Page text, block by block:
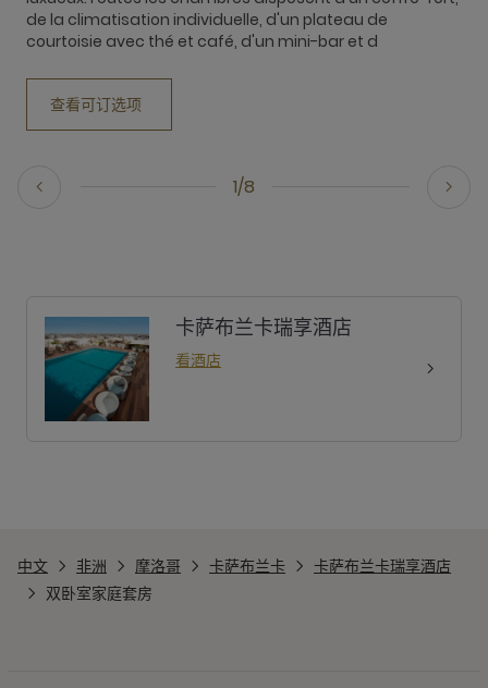
1/8
de la climatisation individuelle, d'un plateau de
courtoisie avec thé et café, d'un mini-bar et d
查看可订选项
卡萨布兰卡瑞享酒店
看酒店
中文 非洲 摩洛哥 卡萨布兰卡
卡萨布兰卡瑞享酒店
双卧室家庭套房